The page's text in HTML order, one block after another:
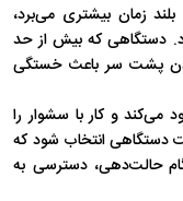
زمان بیشتری می‌برد،
دستگاهی که بیش از حد
پشت سر باعث خستگی
می‌کند و کار با سشوار را
دستگاهی انتخاب شود که
حالت‌دهی، دسترسی به